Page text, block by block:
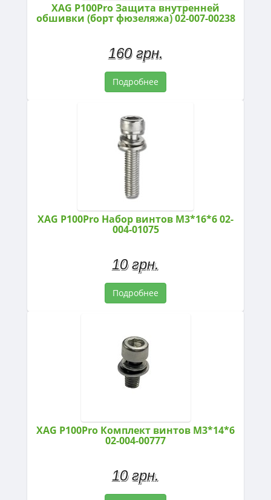
XAG P100Pro Защита внутренней
обшивки (борт фюзеляжа) 02-007-00238
160 грн.
Подробнее
XAG P100Pro Набор винтов M3*16*6 02-
004-01075
10 грн.
Подробнее
XAG P100Pro Комплект винтов M3*14*6
02-004-00777
10 грн.